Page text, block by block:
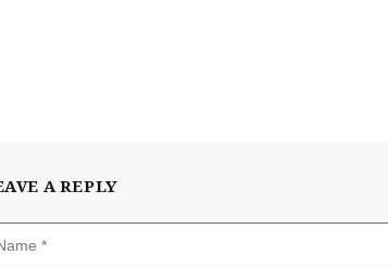
A REPLY